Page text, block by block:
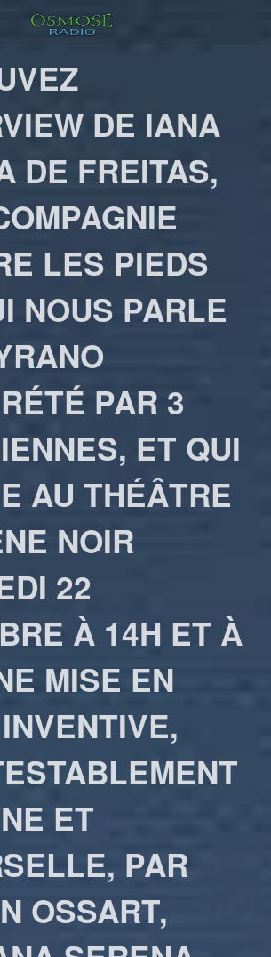
DE IANA
DE FREITAS,
LES PIEDS
NOUS PARLE
PAR 3
ET QUI
AU THÉÂTRE
NOIR
22
À 14H ET À
MISE EN
ET
PAR
OSSART,